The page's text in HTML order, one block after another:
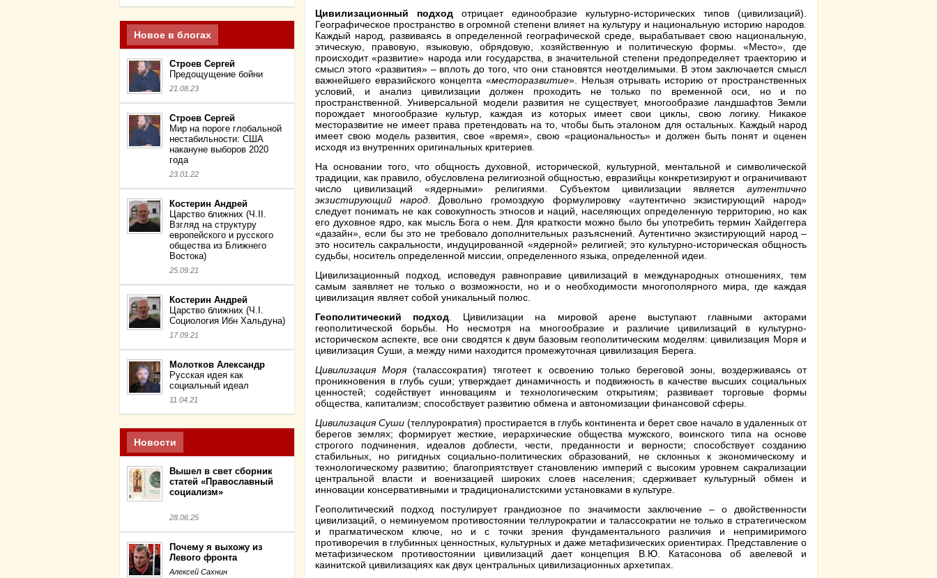
Новое в блогах
Строев Сергей
Предощущение бойни
21.08.23
Строев Сергей
Мир на пороге глобальной
нестабильности: США
накануне выборов 2020
года
23.01.22
Костерин Андрей
Царство ближних (Ч.II.
Взгляд на структуру
европейского и русского
общества из Ближнего
Востока)
25.09.21
Костерин Андрей
Царство ближних (Ч.I.
Социология Ибн Хальдуна)
17.09.21
Молотков Александр
Русская идея как
социальный идеал
11.04.21
Новости
Вышел в свет сборник
статей «Православный
социализм»
28.06.25
Почему я выхожу из
Левого фронта
Алексей Сахнин
Цивилизационный подход отрицает единообразие культурно-исторических типов (цивилизаций).
Географическое пространство в огромной степени влияет на культуру и национальную историю народов.
Каждый народ, развиваясь в определенной географической среде, вырабатывает свою национальную,
этическую, правовую, языковую, обрядовую, хозяйственную и политическую формы. «Место», где
происходит «развитие» народа или государства, в значительной степени предопределяет траекторию и
смысл этого «развития» – вплоть до того, что они становятся неотделимыми. В этом заключается смысл
важнейшего евразийского концепта «месторазвитие». Нельзя отрывать историю от пространственных
условий, и анализ цивилизации должен проходить не только по временной оси, но и по
пространственной. Универсальной модели развития не существует, многообразие ландшафтов Земли
порождает многообразие культур, каждая из которых имеет свои циклы, свою логику. Никакое
месторазвитие не имеет права претендовать на то, чтобы быть эталоном для остальных. Каждый народ
имеет свою модель развития, свое «время», свою «рациональность» и должен быть понят и оценен
исходя из внутренних оригинальных критериев.
На основании того, что общность духовной, исторической, культурной, ментальной и символической
традиции, как правило, обусловлена религиозной общностью, евразийцы конкретизируют и ограничивают
число цивилизаций «ядерными» религиями. Субъектом цивилизации является аутентично
экзистирующий народ. Довольно громоздкую формулировку «аутентично экзистирующий народ»
следует понимать не как совокупность этносов и наций, населяющих определенную территорию, но как
его духовное ядро, как мысль Бога о нем. Для краткости можно было бы употребить термин Хайдеггера
«дазайн», если бы это не требовало дополнительных разъяснений. Аутентично экзистирующий народ –
это носитель сакральности, индуцированной «ядерной» религией; это культурно-историческая общность
судьбы, носитель определенной миссии, определенного языка, определенной идеи.
Цивилизационный подход, исповедуя равноправие цивилизаций в международных отношениях, тем
самым заявляет не только о возможности, но и о необходимости многополярного мира, где каждая
цивилизация являет собой уникальный полюс.
Геополитический подход . Цивилизации на мировой арене выступают главными акторами
геополитической борьбы. Но несмотря на многообразие и различие цивилизаций в культурно-
историческом аспекте, все они сводятся к двум базовым геополитическим моделям: цивилизация Моря и
цивилизация Суши, а между ними находится промежуточная цивилизация Берега.
Цивилизация Моря(талассократия) тяготеет к освоению только береговой зоны, воздерживаясь от
проникновения в глубь суши; утверждает динамичность и подвижность в качестве высших социальных
ценностей; содействует инновациям и технологическим открытиям; развивает торговые формы
общества, капитализм; способствует развитию обмена и автономизации финансовой сферы.
Цивилизация Суши (теллурократия) простирается в глубь континента и берет свое начало в удаленных от
берегов землях; формирует жесткие, иерархические общества мужского, воинского типа на основе
строгого подчинения, идеалов доблести, чести, преданности и верности; способствует созданию
стабильных, но ригидных социально-политических образований, не склонных к экономическому и
технологическому развитию; благоприятствует становлению империй с высоким уровнем сакрализации
центральной власти и военизацией широких слоев населения; сдерживает культурный обмен и
инновации консервативными и традиционалистскими установками в культуре.
Геополитический подход постулирует грандиозное по значимости заключение – о двойственности
цивилизаций, о неминуемом противостоянии теллурократии и талассократии не только в стратегическом
и прагматическом ключе, но и с точки зрения фундаментального различия и непримиримого
противоречия в глубинных ценностных, культурных и даже метафизических ориентирах. Представление о
метафизическом противостоянии цивилизаций дает концепция В.Ю. Катасонова об авелевой и
каинитской цивилизациях как двух центральных цивилизационных архетипах.